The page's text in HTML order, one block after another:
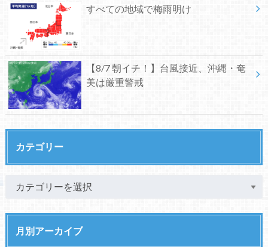
すべての地域で梅雨明け
【8/7 朝イチ！】台風接近、沖縄・奄
美は厳重警戒
カテゴリー
月別アーカイブ